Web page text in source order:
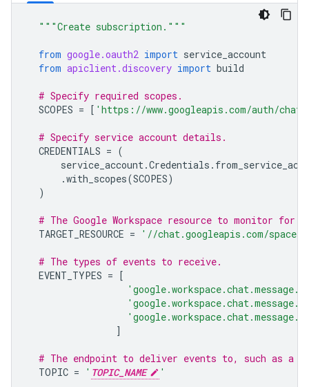
"""Create subscription."""
from google.oauth2 import service_account
from apiclient.discovery import build
# Specify required scopes.
SCOPES = [ 'https://www.googleapis.com/auth/
# Specify service account details.
CREDENTIALS = (
service_account.Credentials .
.with_scopes(SCOPES)
)
# The Google Workspace resource to monitor for
TARGET_RESOURCE = '//chat.googleapis.com/spaces/
# The types of events to receive.
EVENT_TYPES = [
]
# The endpoint to deliver events to, such as a
TOPIC = ' TOPIC_NAME '